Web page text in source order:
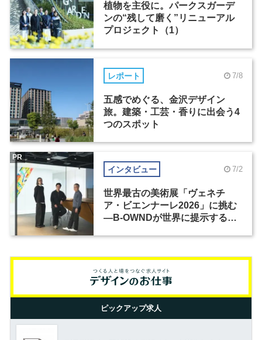
植物を主役に。パークスガーデ
ンの“残して磨く”リニューアル
プロジェクト（1）
レポート 7/8
五感でめぐる、金沢デザイン
旅。建築・工芸・香りに出会う4
つのスポット
インタビュー 7/2
世界最古の美術展「ヴェネチ
ア・ビエンナーレ2026」に挑む
―B-OWNDが世界に提示する美
PR
ピックアップ求人